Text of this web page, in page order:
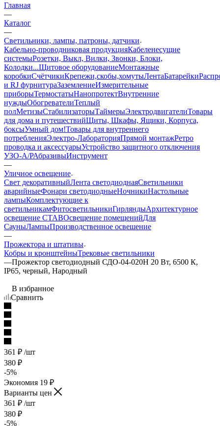
Главная
—
Каталог
—
Светильники, лампы, патроны, датчики
Кабельно-проводниковая продукцияКабеленесущие
системыРозетки, Выкл, Вилки, Звонки, Блоки,
Колодки...Щитовое оборудованиеМонтажные
коробкиСчётчикиКрепежи,скобы,хомутыЛентаБатарейки
и RJ фурнитураЗаземлениеИзмерительные
приборыТермостатыНанопротектВнутренние
нуждыОбогревателиТеплый
полМетизыСтабилизаторыТаймерыЭлектродвигателиТовары
для дома и путешествийЩиты, Шкафы, Ящики, Корпуса,
боксыУмный дом!Товары для внутреннего
потребленияЭлектро-ЛабораторияПрямой монтажРетро
проводка и аксессуарыУстройство защитного отключения
УЗО-А/РАбразивыИнструмент
—
Уличное освещение
Свет декоративныйЛента светодиоднаяСветильники
аварийныеФонари светодиодныеНочникиНастольные
лампыКомплектующие к
светильникамФитосветильникиГирляндыАрхитектурное
освещение СТАВОсвещение помещенийДля
СауныЛампыПроизводственное освешение
—
Прожектора и штативы
Кобры и кронштейныТрековые светильники
—Прожектор светодиодный СДО-04-020Н 20 Вт, 6500 К,
IP65, черный, Народный
В избранное
Сравнить
361 ₽ /шт
380 ₽
-5%
Экономия 19 ₽
Варианты цен
361 ₽ /шт
380 ₽
-5%